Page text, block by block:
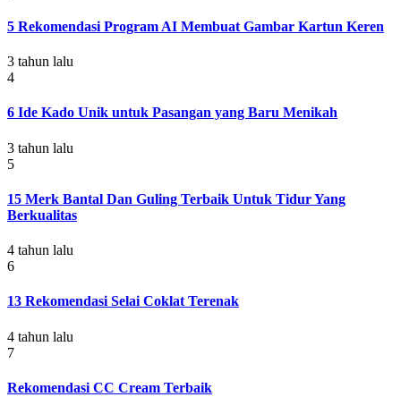
5 Rekomendasi Program AI Membuat Gambar Kartun Keren
3 tahun lalu
4
6 Ide Kado Unik untuk Pasangan yang Baru Menikah
3 tahun lalu
5
15 Merk Bantal Dan Guling Terbaik Untuk Tidur Yang
Berkualitas
4 tahun lalu
6
13 Rekomendasi Selai Coklat Terenak
4 tahun lalu
7
Rekomendasi CC Cream Terbaik